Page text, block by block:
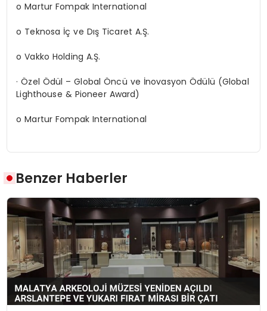
o Martur Fompak International
o Teknosa İç ve Dış Ticaret A.Ş.
o Vakko Holding A.Ş.
· Özel Ödül – Global Öncü ve İnovasyon Ödülü (Global
Lighthouse & Pioneer Award)
o Martur Fompak International
Benzer Haberler